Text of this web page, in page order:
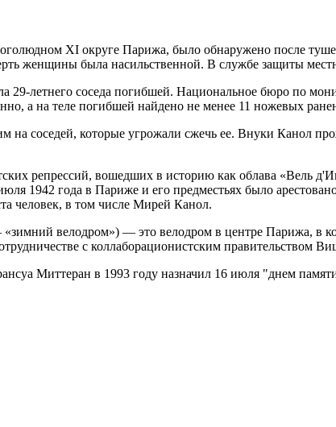
XI округе Парижа, было обнаружено после
женщины была насильственной. В службе защиты
29-летнего соседа погибшей. Национальное бюро по
а на теле погибшей найдено не менее 11 ножевых
на соседей, которые угрожали сжечь ее. Внуки Канол
репрессий, вошедших в историю как облава «Вель
1942 года в Париже и его предместьях было
человек, в том числе Мирей Канол.
велодром») — это велодром в центре Парижа, в
с коллаборационистским правительством
Миттеран в 1993 году назначил 16 июля "днем